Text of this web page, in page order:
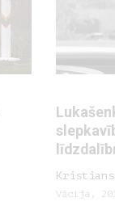
Vācija,